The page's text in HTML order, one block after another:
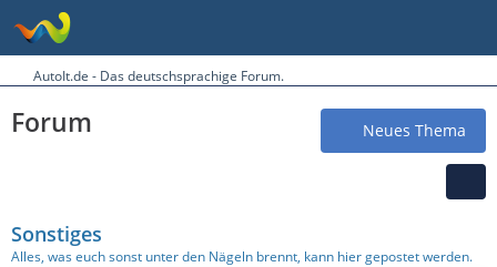
AutoIt.de - Das deutschsprachige Forum.
Forum Neues Thema
Sonstiges
Alles, was euch sonst unter den Nägeln brennt, kann hier gepostet werden.